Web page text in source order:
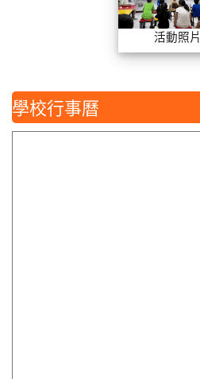
活動照片
學校行事曆